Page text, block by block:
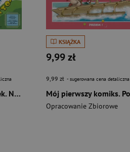
Tytus, Romek i A’Tomek. Nowe przygody. Księga I
KSIĄŻKA
9,99 zł
9,99 zł - sugerowana cena detaliczna
Opracowanie Zbiorowe